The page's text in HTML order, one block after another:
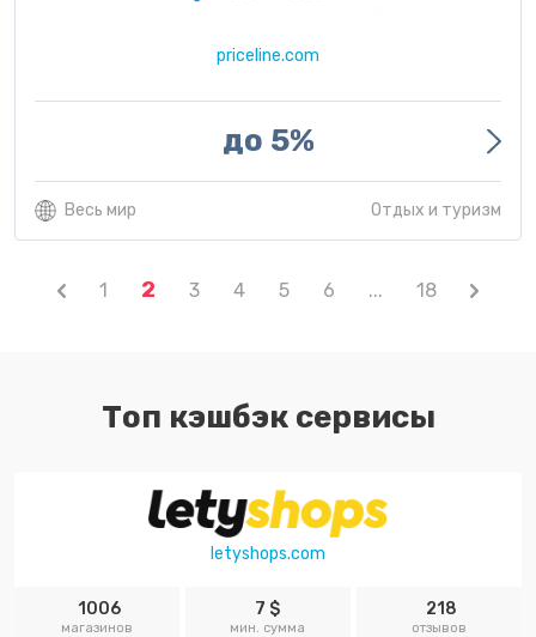
priceline.com
до 5%
Весь мир Отдых и туризм
1 2 3 4 5 6 ... 18
Топ кэшбэк сервисы
letyshops.com
1006
магазинов
7 $
мин. сумма
218
отзывов